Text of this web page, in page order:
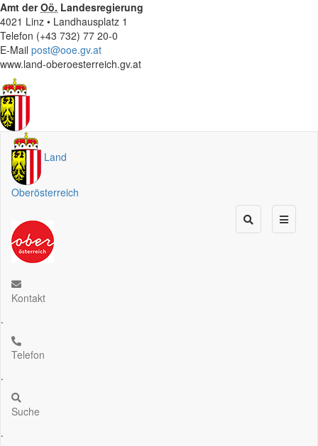
Amt derOö. Landesregierung
4021 Linz • Landhausplatz 1
Telefon (+43 732) 77 20-0
E-Mail post@ooe.gv.at
www.land-oberoesterreich.gv.at
Land
Oberösterreich
Kontakt
.
Telefon
.
Suche
.